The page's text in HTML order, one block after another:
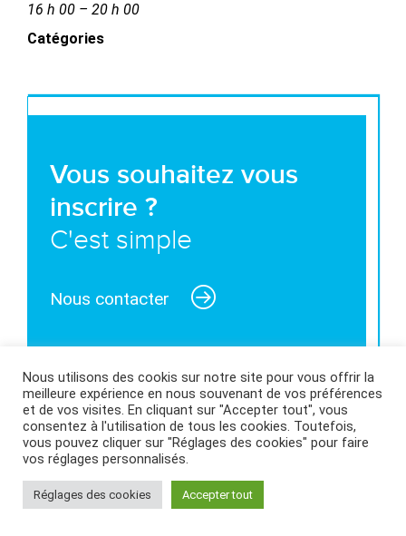
16 h 00 – 20 h 00
Catégories
Vous souhaitez vous
inscrire ?
C'est simple
Nous contacter
MENTIONS LÉGALES ET CONDITIONS GÉNÉRALES
D’UTILISATION| POLITIQUE DES COOKIES|
Nous utilisons des cookis sur notre site pour vous offrir la
meilleure expérience en nous souvenant de vos préférences
et de vos visites. En cliquant sur "Accepter tout", vous
consentez à l'utilisation de tous les cookies. Toutefois,
vous pouvez cliquer sur "Réglages des cookies" pour faire
vos réglages personnalisés.
Réglages des cookies Accepter tout